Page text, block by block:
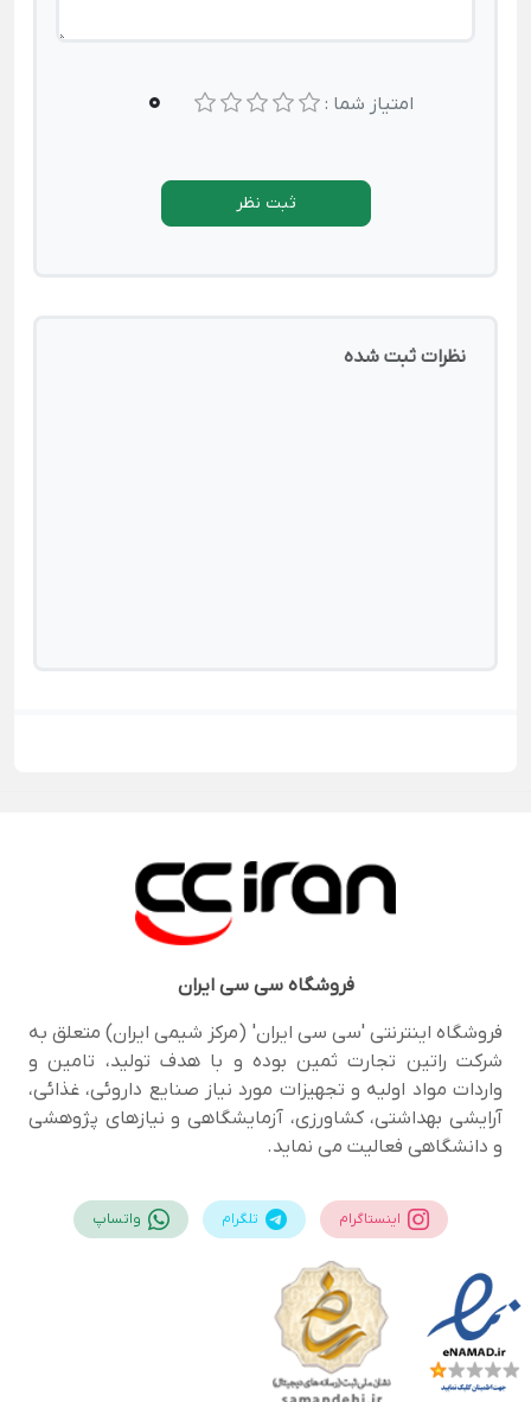
امتیاز شما : 0
ثبت نظر
نظرات ثبت شده
فروشگاهسی سی ایران
فروشگاه اینترنتی 'سی سی ایران' (مرکز شیمی ایران) متعلق به
شرکت راتین تجارت ثمین بوده و با هدف تولید، تامین و
واردات مواد اولیه و تجهیزات مورد نیاز صنایع داروئی، غذائی،
آرایشی بهداشتی، کشاورزی، آزمایشگاهی و نیازهای پژوهشی
و دانشگاهی فعالیت می نماید.
اینستاگرام تلگرام واتساپ